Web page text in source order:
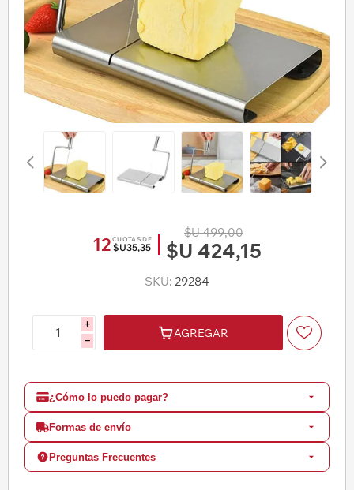
12 CUOTAS DE
$U35,35
$U 499,00
$U 424,15
SKU: 29284
i
h
AGREGAR
¿Cómo lo puedo pagar?
Formas de envío
Preguntas Frecuentes